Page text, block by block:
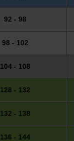
92 - 98
98 - 102
104 - 108
128 - 132
132 - 138
136 - 144